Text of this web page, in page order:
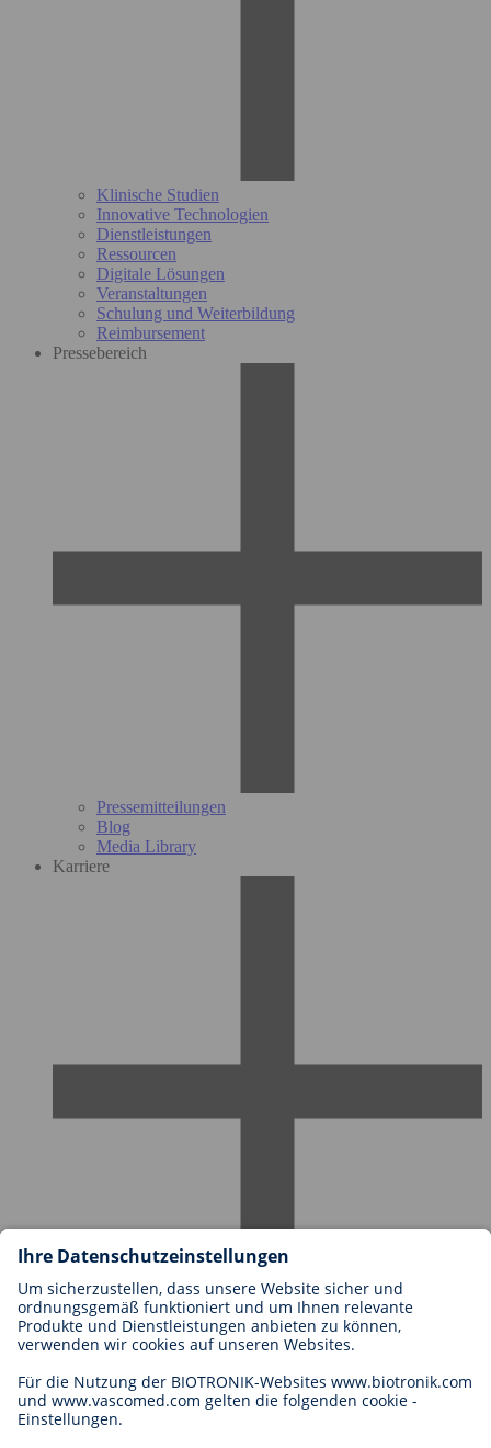
Klinische Studien
Innovative Technologien
Dienstleistungen
Ressourcen
Digitale Lösungen
Veranstaltungen
Schulung und Weiterbildung
Reimbursement
Pressebereich
Pressemitteilungen
Blog
Media Library
Karriere
Karriere bei BIOTRONIK
Einstieg
Bewerbung
Karrierechancen